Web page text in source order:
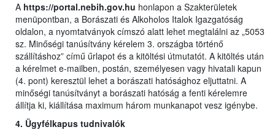
A https://portal.nebih.gov.hu honlapon a Szakterületek
menüpontban, a Borászati és Alkoholos Italok Igazgatóság
oldalon, a nyomtatványok címszó alatt lehet megtalálni az „5053
sz. Minőségi tanúsítvány kérelem 3. országba történő
szállításhoz” című űrlapot és a kitöltési útmutatót. A kitöltés után
a kérelmet e-mailben, postán, személyesen vagy hivatali kapun
(4. pont) keresztül lehet a borászati hatósághoz eljuttatni. A
minőségi tanúsítványt a borászati hatóság a fenti kérelemre
állítja ki, kiállítása maximum három munkanapot vesz igénybe.
4. Ügyfélkapus tudnivalók